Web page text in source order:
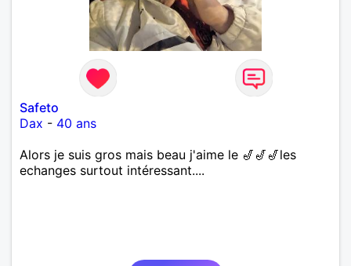
Safeto
Dax - 40 ans
Alors je suis gros mais beau j'aime le 🎷🎷🎷les
echanges surtout intéressant....